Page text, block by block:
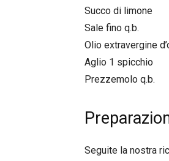
Succo di limone
Sale fino q.b.
Olio extravergine
Aglio 1 spicchio
Prezzemolo q.b.
Seguite la nostra